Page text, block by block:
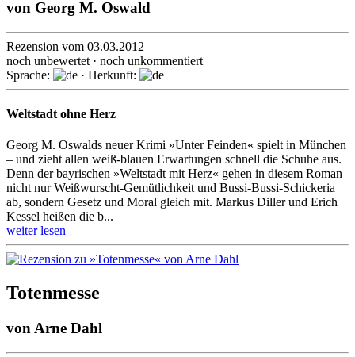
von Georg M. Oswald
Rezension vom 03.03.2012
noch unbewertet · noch unkommentiert
Sprache:
· Herkunft:
Weltstadt ohne Herz
Georg M. Oswalds neuer Krimi »Unter Feinden« spielt in München
– und zieht allen weiß-blauen Erwartungen schnell die Schuhe aus.
Denn der bayrischen »Weltstadt mit Herz« gehen in diesem Roman
nicht nur Weißwurscht-Gemütlichkeit und Bussi-Bussi-Schickeria
ab, sondern Gesetz und Moral gleich mit. Markus Diller und Erich
Kessel heißen die b...
weiter lesen
Totenmesse
vonArne Dahl